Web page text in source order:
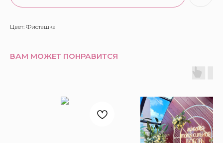
Цвет: Фисташка
ВАМ МОЖЕТ ПОНРАВИТСЯ